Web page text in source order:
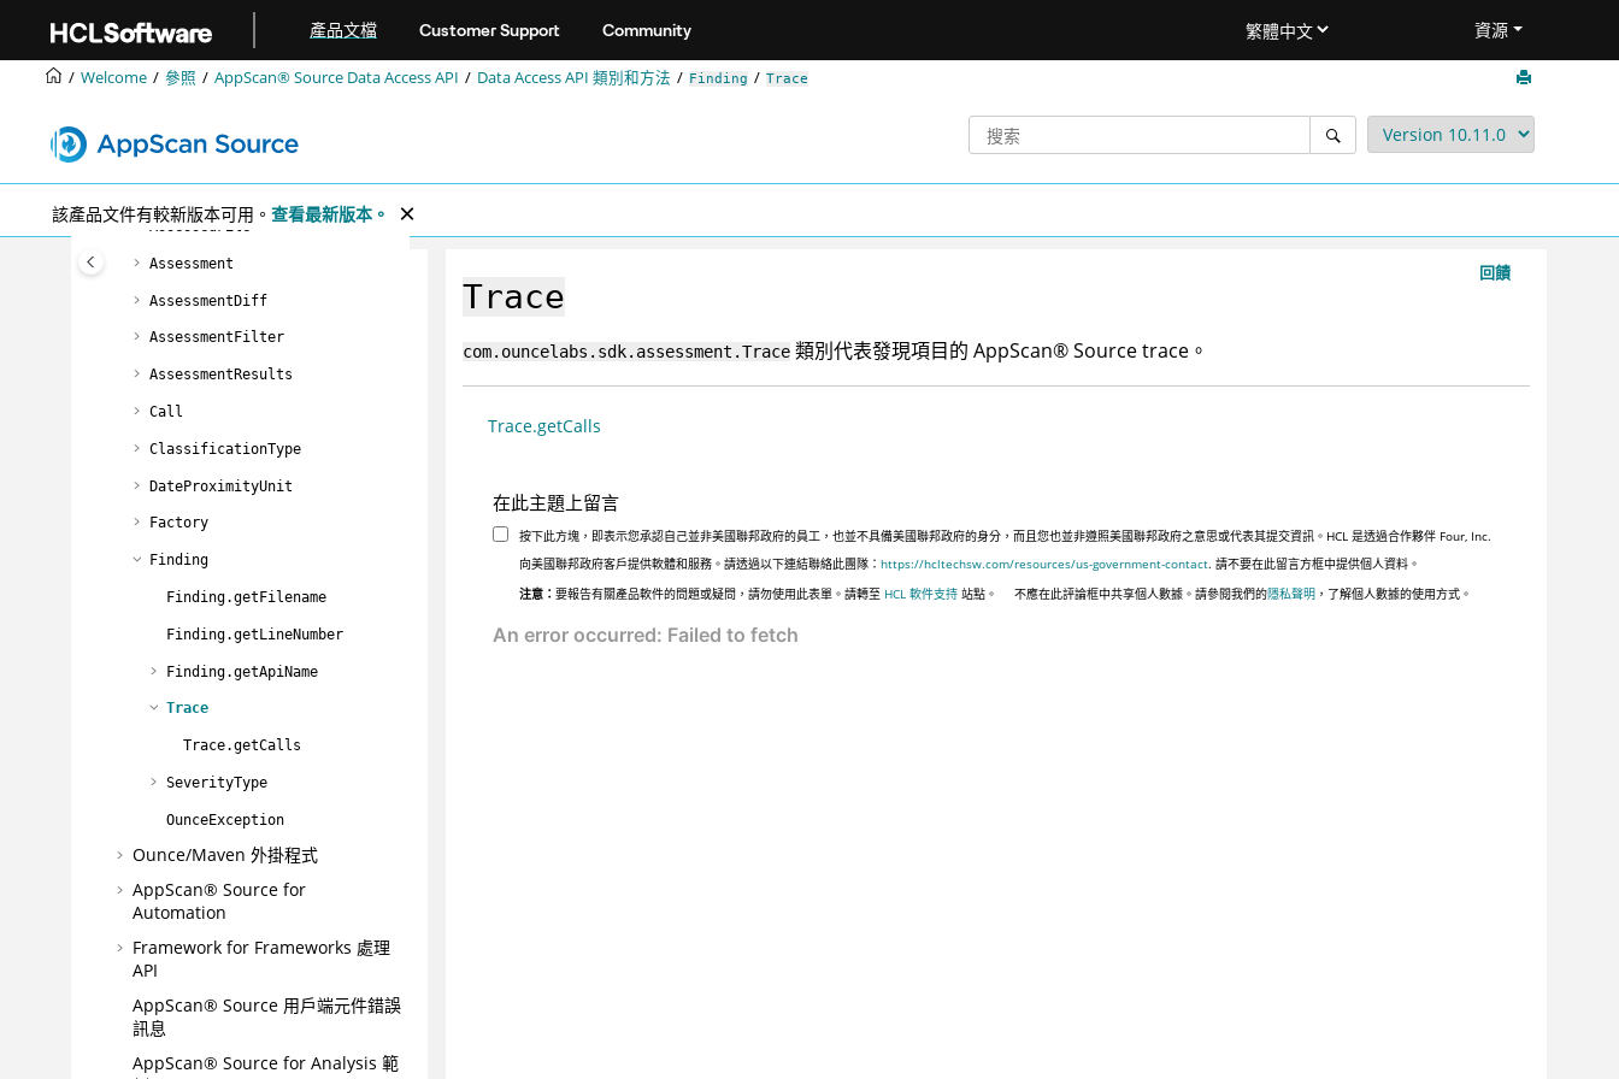
產品文檔 Customer Support Community 資源
Welcome 參照 AppScan® Source Data Access API Data Access API 類別和方法 Finding Trace
該產品文件有較新版本可用。 查看最新版本。
interface (CLI)
Ounce/Ant 建置工具
AppScan® SourceData Access API
使用 Data Access API
Data Access API 類別和方法
AssessedFile
Assessment
AssessmentDiff
AssessmentFilter
AssessmentResults
Call
ClassificationType
DateProximityUnit
Factory
Finding
Finding.getFilename
Finding.getLineNumber
Finding.getApiName
Trace
Trace.getCalls
SeverityType
OunceException
Ounce/Maven 外掛程式
AppScan® Source for
Automation
Framework for Frameworks 處理
API
AppScan® Source 用戶端元件錯誤
訊息
AppScan® Source for Analysis 範
回饋
Trace
com.ouncelabs.sdk.assessment.Trace類別代表發現項目的 AppScan®Source trace。
Trace.getCalls
在此主題上留言
按下此方塊，即表示您承認自己並非美國聯邦政府的員工，也並不具備美國聯邦政府的身分，而且您也並非遵照美國聯邦政府之意思或代表其提交資訊。HCL 是透過合作夥伴 Four, Inc.
向美國聯邦政府客戶提供軟體和服務。請透過以下連結聯絡此團隊：https://hcltechsw.com/resources/us-government-contact. 請不要在此留言方框中提供個人資料。
注意：要報告有關產品軟件的問題或疑問，請勿使用此表單。請轉至 HCL 軟件支持 站點。 不應在此評論框中共享個人數據。請參閱我們的隱私聲明 ，了解個人數據的使用方式。